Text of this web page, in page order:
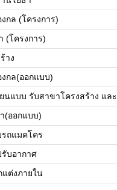
กล (โครงการ)
(โครงการ)
าง
งกล(ออกแบบ)
นแบบ รับสาขาโครงสร้าง แล
(ออกแบบ)
ถแมคโคร
รับอากาศ
แต่งภายใน